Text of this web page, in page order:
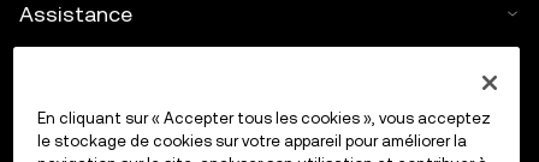
Assistance
Calculateur de cryptos
En cliquant sur « Accepter tous les cookies », vous acceptez
le stockage de cookies sur votre appareil pour améliorer la